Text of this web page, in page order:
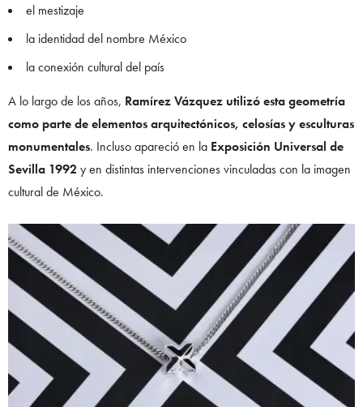
el mestizaje
la identidad del nombre México
la conexión cultural del país
A lo largo de los años, Ramírez Vázquez utilizó esta geometría
como parte de elementos arquitectónicos, celosías y esculturas
monumentales. Incluso apareció en la Exposición Universal de
Sevilla 1992 y en distintas intervenciones vinculadas con la imagen
cultural de México.